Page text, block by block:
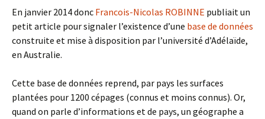
En janvier 2014 donc Francois-Nicolas ROBINNE publiait un
petit article pour signaler l’existence d’une base de données
construite et mise à disposition par l’université d’Adélaïde,
en Australie.
Cette base de données reprend, par pays les surfaces
plantées pour 1200 cépages (connus et moins connus). Or,
quand on parle d’informations et de pays, un géographe a